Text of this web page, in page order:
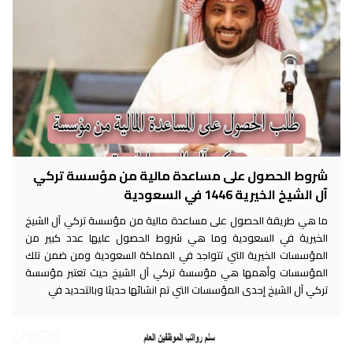
شروط الحصول على مساعدة مالية من مؤسسة تركي
آل الشيخ الخيرية 1446 في السعودية
ما هي طريقة الحصول على مساعدة مالية من مؤسسة تركي آل الشيخ
الخيرية في السعودية وما هي شروط الحصول عليها عدد كبير من
المؤسسات الخيرية التي تتواجد في المملكة السعودية ومن ضمن تلك
المؤسسات وأهمها هي مؤسسة تركي آل الشيخ حيث تعتبر مؤسسة
تركي آل الشيخ إحدى المؤسسات التي تم انشائها حديثا وبالتحديد في